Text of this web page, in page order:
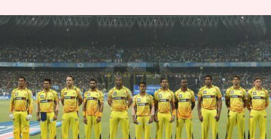
किंग्स इलेवन पंजाब ने BCCI से की
मांग, IPL के सभी मैचों से पहले हो
राष्‍ट्रगान
लेखन मोहम्मद वाहिद Nov 08, 2019 12:25 pm
क्या है खबर?